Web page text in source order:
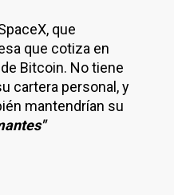
que
que cotiza en
Bitcoin. No tiene
cartera personal, y
mantendrían su